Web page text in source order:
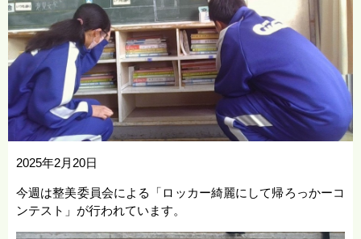
2025年2月20日
今週は整美委員会による「ロッカー綺麗にして帰ろっかーコ
ンテスト」が行われています。